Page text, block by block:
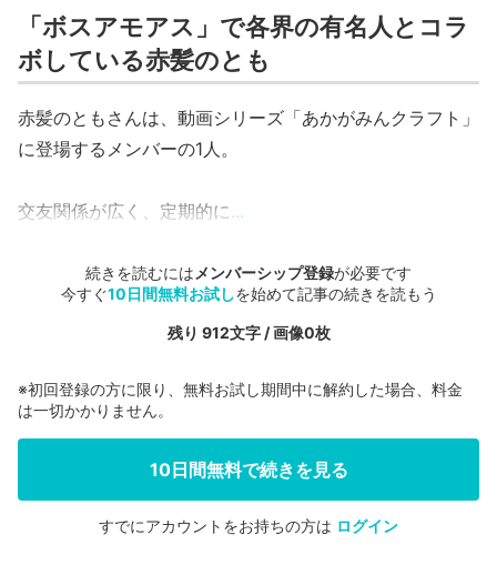
「ボスアモアス」で各界の有名人とコラ
ボしている赤髪のとも
赤髪のともさんは、動画シリーズ「あかがみんクラフト」
に登場するメンバーの1人。
交友関係が広く、定期的に...
続きを読むには メンバーシップ登録が必要です
今すぐ10日間無料お試しを始めて記事の続きを読もう
残り 912文字 / 画像0枚
会員登録する
※初回登録の方に限り、無料お試し期間中に解約した場合、料金
は一切かかりません。
10日間無料で続きを見る
すでにアカウントをお持ちの方は ログイン